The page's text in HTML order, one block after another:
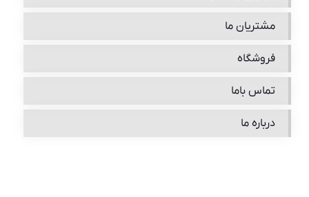
مشتریان ما
فروشگاه
تماس باما
درباره ما